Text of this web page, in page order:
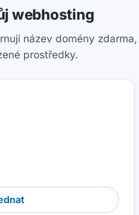
webhosting
název domény zdarma,
prostředky.